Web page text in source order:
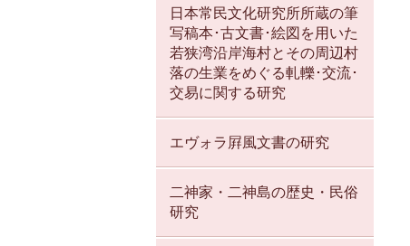
日本常民文化研究所所蔵の筆
写稿本･古文書･絵図を用いた
若狭湾沿岸海村とその周辺村
落の生業をめぐる軋轢･交流･
交易に関する研究
エヴォラ屛風文書の研究
二神家・二神島の歴史・民俗
研究